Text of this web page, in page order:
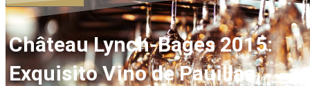
Château Lynch-Bages 2015:
Exquisito Vino de Pauillac,